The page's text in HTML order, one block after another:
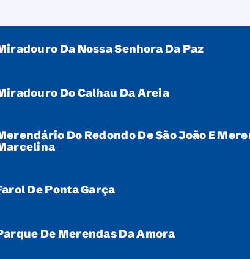
Da Nossa Senhora Da Paz
Do Calhau Da Areia
Do Redondo De São João E
De Ponta Garça
De Merendas Da Amora